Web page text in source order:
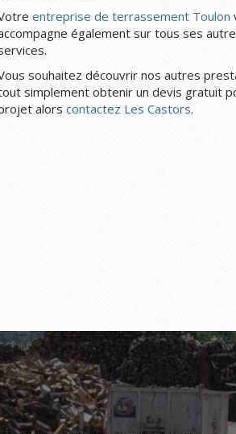
entreprise de terrassement Toulon
également sur tous ses
souhaitez découvrir nos autres
simplement obtenir un devis gratuit
alors contactez Les Castors.